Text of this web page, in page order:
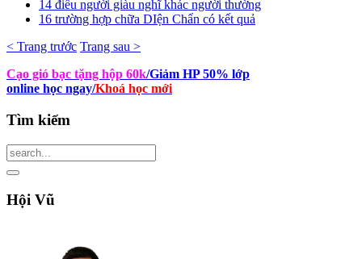
14 điều người giàu nghĩ khác người thường
16 trường hợp chữa DIện Chẩn có kết quả
< Trang trước Trang sau >
Cạo gió bạc tặng hộp 60k/Giảm HP 50% lớp
online học ngay/Khoá học mới
Tìm kiếm
Hội Vũ